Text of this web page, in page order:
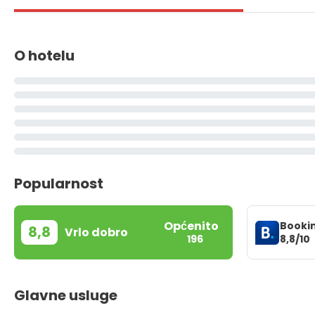
O hotelu
Popularnost
8,8 Vrlo dobro Općenito
196
8,8/10
Glavne usluge